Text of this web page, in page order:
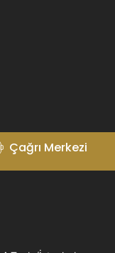
Çağrı Merkezi